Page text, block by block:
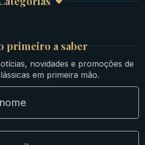
Ibéricas
Lotes Grandes
Numismático
e NNC Encapsuladas
Novidades
primeiro a saber
novidades e promoções de
em primeira mão.